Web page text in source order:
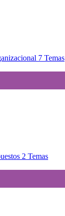
7 Temas
2 Temas